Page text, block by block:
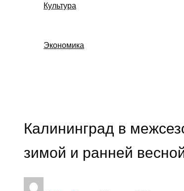
Культура
Экономика
Калининград в
зимой и ранней